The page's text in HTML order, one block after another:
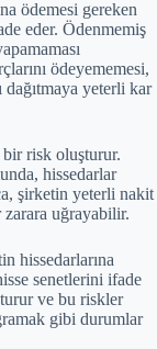
ödemesi gereken
eder. Ödenmemiş
ödeyememesi,
dağıtmaya yeterli kar
risk oluşturur.
hissedarlar
şirketin yeterli nakit
zarara uğrayabilir.
hissedarlarına
senetlerini ifade
ve bu riskler
gibi durumlar